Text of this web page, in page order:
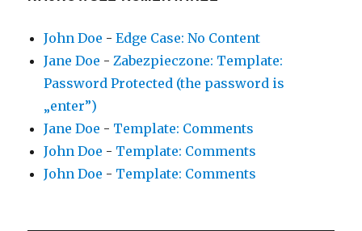
John Doe -Edge Case: No Content
Jane Doe -Zabezpieczone: Template:
Password Protected (the password is
„enter”)
Jane Doe - Template: Comments
John Doe - Template: Comments
John Doe - Template: Comments